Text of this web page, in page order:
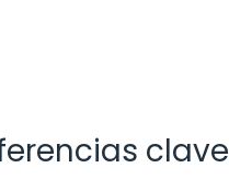
clave